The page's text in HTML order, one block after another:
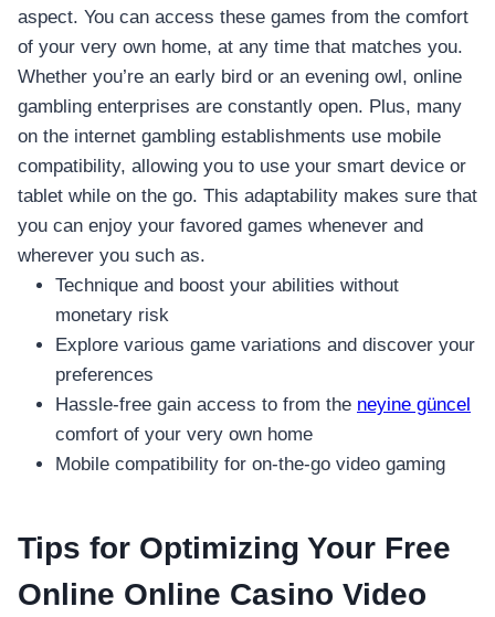
aspect. You can access these games from the comfort
of your very own home, at any time that matches you.
Whether you’re an early bird or an evening owl, online
gambling enterprises are constantly open. Plus, many
on the internet gambling establishments use mobile
compatibility, allowing you to use your smart device or
tablet while on the go. This adaptability makes sure that
you can enjoy your favored games whenever and
wherever you such as.
Technique and boost your abilities without
monetary risk
Explore various game variations and discover your
preferences
Hassle-free gain access to from the neyine güncel
comfort of your very own home
Mobile compatibility for on-the-go video gaming
Tips for Optimizing Your Free
Online Online Casino Video